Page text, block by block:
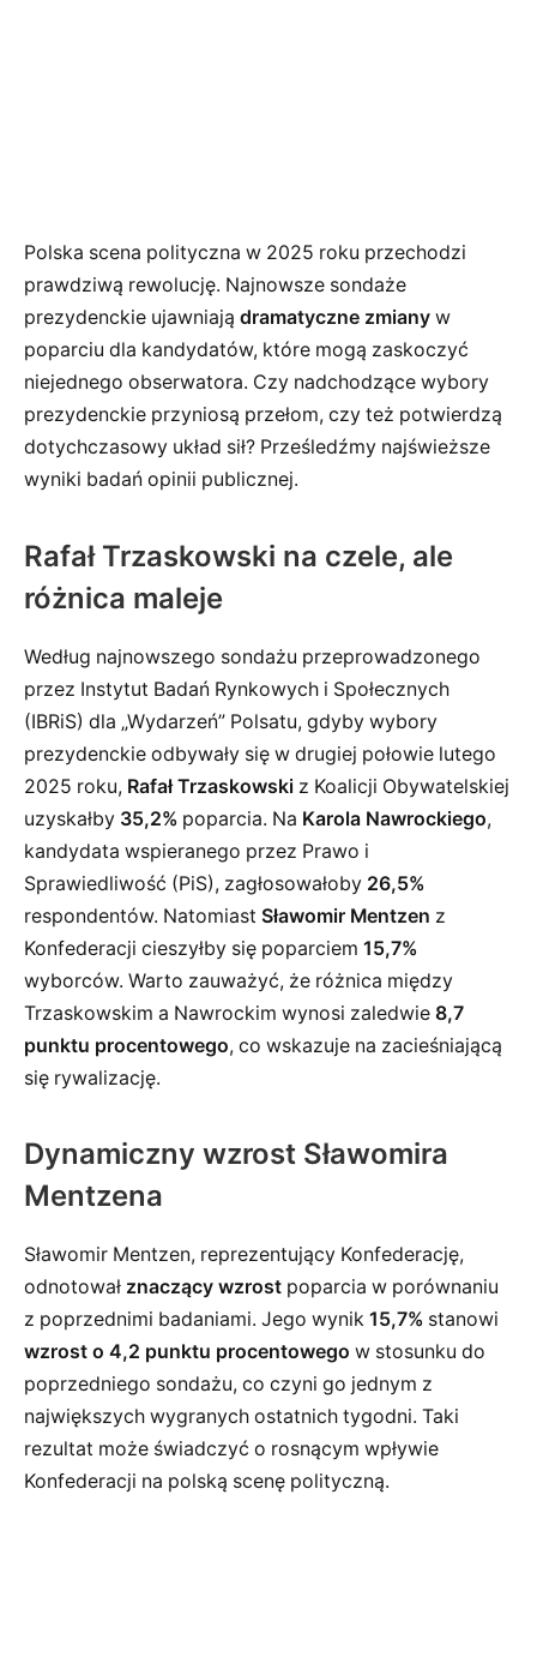
Polska scena polityczna w 2025 roku przechodzi
prawdziwą rewolucję. Najnowsze sondaże
prezydenckie ujawniają dramatyczne zmiany w
poparciu dla kandydatów, które mogą zaskoczyć
niejednego obserwatora. Czy nadchodzące wybory
prezydenckie przyniosą przełom, czy też potwierdzą
dotychczasowy układ sił? Prześledźmy najświeższe
wyniki badań opinii publicznej.
Rafał Trzaskowski na czele, ale
różnica maleje
Według najnowszego sondażu przeprowadzonego
przez Instytut Badań Rynkowych i Społecznych
(IBRiS) dla „Wydarzeń” Polsatu, gdyby wybory
prezydenckie odbywały się w drugiej połowie lutego
2025 roku, Rafał Trzaskowski z Koalicji Obywatelskiej
uzyskałby 35,2% poparcia. Na Karola Nawrockiego,
kandydata wspieranego przez Prawo i
Sprawiedliwość (PiS), zagłosowałoby 26,5%
respondentów. Natomiast Sławomir Mentzen z
Konfederacji cieszyłby się poparciem 15,7%
wyborców. Warto zauważyć, że różnica między
Trzaskowskim a Nawrockim wynosi zaledwie 8,7
punktu procentowego, co wskazuje na zacieśniającą
się rywalizację.
Dynamiczny wzrost Sławomira
Mentzena
Sławomir Mentzen, reprezentujący Konfederację,
odnotował znaczący wzrost poparcia w porównaniu
z poprzednimi badaniami. Jego wynik 15,7% stanowi
wzrost o 4,2 punktu procentowego w stosunku do
poprzedniego sondażu, co czyni go jednym z
największych wygranych ostatnich tygodni. Taki
rezultat może świadczyć o rosnącym wpływie
Konfederacji na polską scenę polityczną.